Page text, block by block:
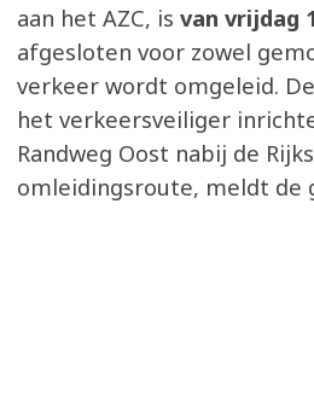
aan het AZC, is van vrijdag
afgesloten voor zowel
verkeer wordt omgeleid.
het verkeersveiliger
Randweg Oost nabij de
omleidingsroute, meldt de